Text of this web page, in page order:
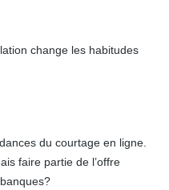
change les habitudes
du courtage en ligne.
faire partie de l’offre